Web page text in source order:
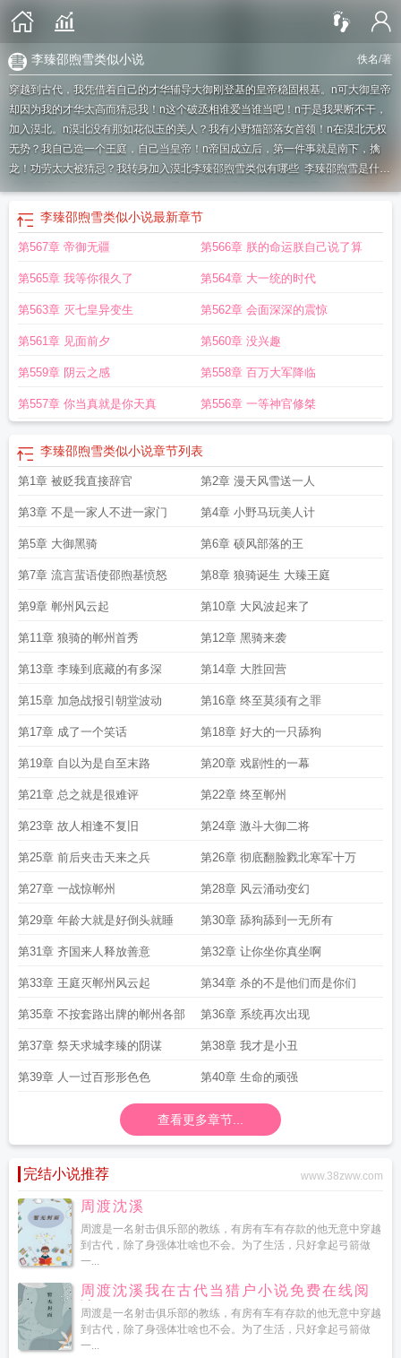
佚名/著
李臻邵煦雪类似小说
穿越到古代，我凭借着自己的才华辅导大御刚登基的皇帝稳固根基。n可大御皇帝
却因为我的才华太高而猜忌我！n这个破丞相谁爱当谁当吧！n于是我果断不干，
加入漠北。n漠北没有那如花似玉的美人？我有小野猫部落女首领！n在漠北无权
无势？我自己造一个王庭，自己当皇帝！n帝国成立后，第一件事就是南下，擒
龙！功劳太大被猜忌？我转身加入漠北李臻邵煦雪类似有哪些 李臻邵煦雪是什
雪加入漠北
李臻和邵煦雪的叫什么名字
免费阅读
似在线阅读李臻邵煦雪免费听书 李臻邵煦雪免费阅读李臻邵煦雪大御免费阅
李臻邵煦雪类似小说最新章节
第567章 帝御无疆 第566章 朕的命运朕自己说了算
第565章 我等你很久了 第564章 大一统的时代
第563章 灭七皇异变生 第562章 会面深深的震惊
第561章 见面前夕 第560章 没兴趣
第559章 阴云之感 第558章 百万大军降临
第557章 你当真就是你天真 第556章 一等神官修桀
李臻邵煦雪类似小说章节列表
第1章 被贬我直接辞官 第2章 漫天风雪送一人
第3章 不是一家人不进一家门 第4章 小野马玩美人计
第5章 大御黑骑 第6章 硕风部落的王
第7章 流言蜚语使邵煦基愤怒 第8章 狼骑诞生 大臻王庭
第9章 郸州风云起 第10章 大风波起来了
第11章 狼骑的郸州首秀 第12章 黑骑来袭
第13章 李臻到底藏的有多深 第14章 大胜回营
第15章 加急战报引朝堂波动 第16章 终至莫须有之罪
第17章 成了一个笑话 第18章 好大的一只舔狗
第19章 自以为是自至末路 第20章 戏剧性的一幕
第21章 总之就是很难评 第22章 终至郸州
第23章 故人相逢不复旧 第24章 激斗大御二将
第25章 前后夹击天来之兵 第26章 彻底翻脸戮北寒军十万
第27章 一战惊郸州 第28章 风云涌动变幻
第29章 年龄大就是好倒头就睡 第30章 舔狗舔到一无所有
第31章 齐国来人释放善意 第32章 让你坐你真坐啊
第33章 王庭灭郸州风云起 第34章 杀的不是他们而是你们
第35章 不按套路出牌的郸州各部 第36章 系统再次出现
第37章 祭天求城李臻的阴谋 第38章 我才是小丑
第39章 人一过百形形色色 第40章 生命的顽强
查看更多章节...
完结小说推荐 www.38zww.com
周渡沈溪
周渡是一名射击俱乐部的教练，有房有车有存款的他无意中穿越
到古代，除了身强体壮啥也不会。为了生活，只好拿起弓箭做
一...
周渡沈溪我在古代当猎户小说免费在线阅
读
周渡是一名射击俱乐部的教练，有房有车有存款的他无意中穿越
到古代，除了身强体壮啥也不会。为了生活，只好拿起弓箭做
一...